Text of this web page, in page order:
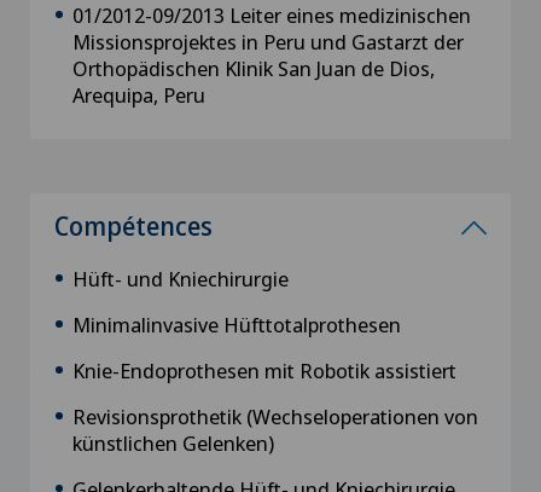
01/2012-09/2013 Leiter eines medizinischen
Missionsprojektes in Peru und Gastarzt der
Orthopädischen Klinik San Juan de Dios,
Arequipa, Peru
Compétences
Hüft- und Kniechirurgie
Minimalinvasive Hüfttotalprothesen
Knie-Endoprothesen mit Robotik assistiert
Revisionsprothetik (Wechseloperationen von
künstlichen Gelenken)